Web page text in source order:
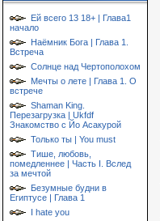
Ей всего 13 18+ | Глава1
начало
Наёмник Бога | Глава 1.
Встреча
Солнце над Чертополохом
Мечты о лете | Глава 1. О
встрече
Shaman King.
Перезагрузка | Ukfdf
Знакомство с Йо Асакурой
Только ты | You must
Тише, любовь,
помедленнее | Часть I. Вслед
за мечтой
Безумные будни в
Египтусе | Глава 1
I hate you